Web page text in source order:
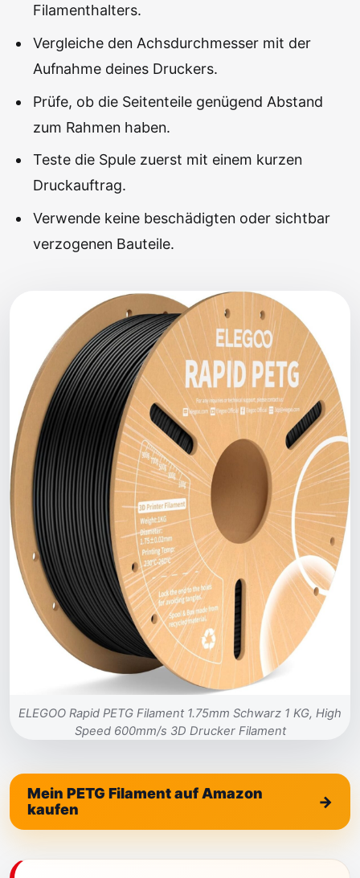
Filamenthalters.
Vergleiche den Achsdurchmesser mit der
Aufnahme deines Druckers.
Prüfe, ob die Seitenteile genügend Abstand
zum Rahmen haben.
Teste die Spule zuerst mit einem kurzen
Druckauftrag.
Verwende keine beschädigten oder sichtbar
verzogenen Bauteile.
ELEGOO Rapid PETG Filament 1.75mm Schwarz 1 KG, High
Speed 600mm/s 3D Drucker Filament
Mein PETG Filament auf Amazon
kaufen